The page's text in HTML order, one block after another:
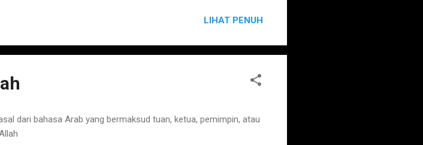
LIHAT PENUH
dari bahasa Arab yang bermaksud tuan, ketua, pemimpin, atau